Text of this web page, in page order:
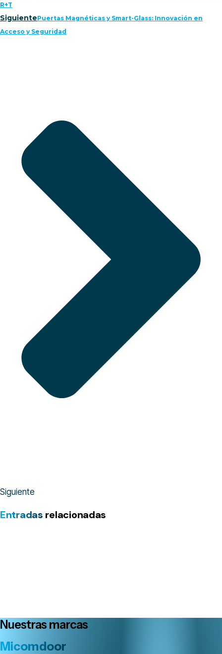
R+T
SiguientePuertas Magnéticas y Smart-Glass: Innovación en
Acceso y Seguridad
Siguiente
Entradas relacionadas
Nuestras marcas
Micomdoor